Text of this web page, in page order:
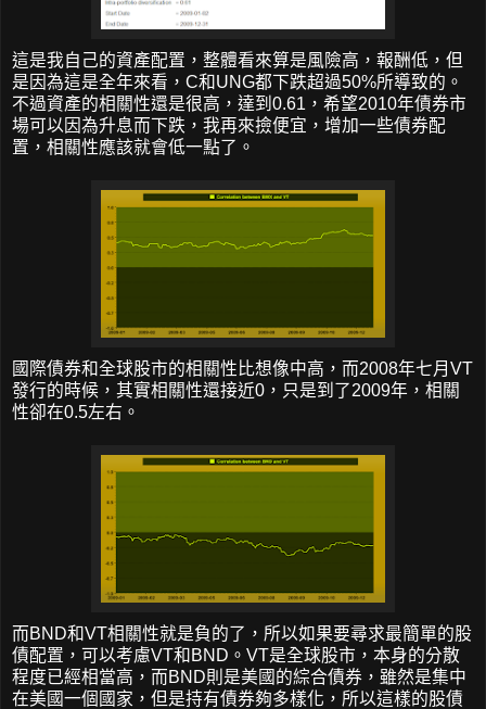
這是我自己的資產配置，整體看來算是風險高，報酬低，但
是因為這是全年來看，C和UNG都下跌超過50%所導致的。
不過資產的相關性還是很高，達到0.61，希望2010年債券市
場可以因為升息而下跌，我再來撿便宜，增加一些債券配
置，相關性應該就會低一點了。
國際債券和全球股市的相關性比想像中高，而2008年七月VT
發行的時候，其實相關性還接近0，只是到了2009年，相關
性卻在0.5左右。
而BND和VT相關性就是負的了，所以如果要尋求最簡單的股
債配置，可以考慮VT和BND。VT是全球股市，本身的分散
程度已經相當高，而BND則是美國的綜合債券，雖然是集中
在美國一個國家，但是持有債券夠多樣化，所以這樣的股債